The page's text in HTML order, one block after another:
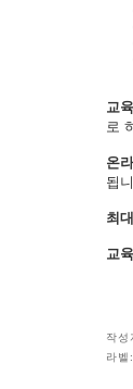
교
로
온
됩
최
교
작성
라벨: